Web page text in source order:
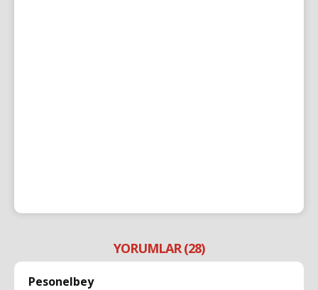
YORUMLAR (28)
Pesonelbey